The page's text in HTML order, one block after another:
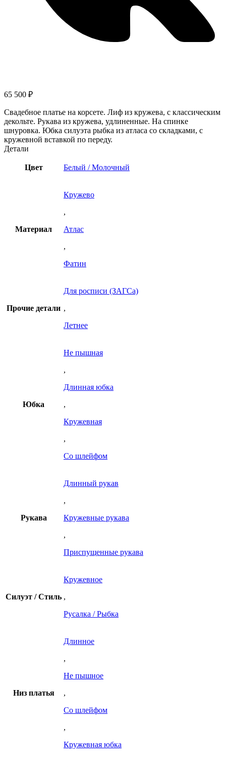
65 500 ₽
Свадебное платье на корсете. Лиф из кружева, с классическим
декольте. Рукава из кружева, удлиненные. На спинке
шнуровка. Юбка силуэта рыбка из атласа со складками, с
кружевной вставкой по переду.
Детали
Цвет Белый / Молочный
Материал
Кружево
,
Атлас
,
Фатин
Прочие детали
Для росписи (ЗАГСа)
,
Летнее
Юбка
Не пышная
,
Длинная юбка
,
Кружевная
,
Со шлейфом
Рукава
Длинный рукав
,
Кружевные рукава
,
Приспущенные рукава
Силуэт / Стиль
Кружевное
,
Русалка / Рыбка
Низ платья
Длинное
,
Не пышное
,
Со шлейфом
,
Кружевная юбка